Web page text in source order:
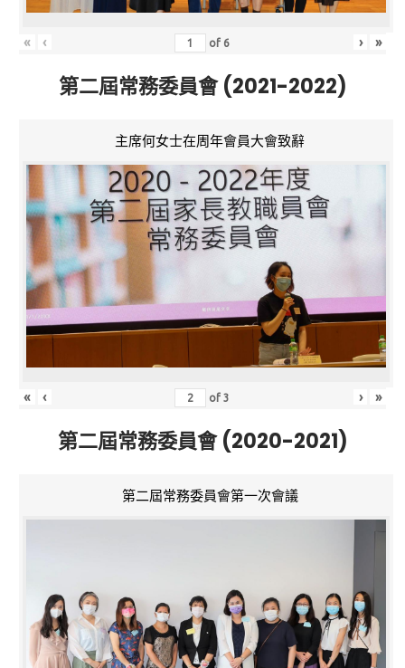
« ‹ of 6 › »
第二屆常務委員會 (2021-2022)
主席何女士在周年會員大會致辭
« ‹ of3 › »
第二屆常務委員會 (2020-2021)
第二屆常務委員會第一次會議